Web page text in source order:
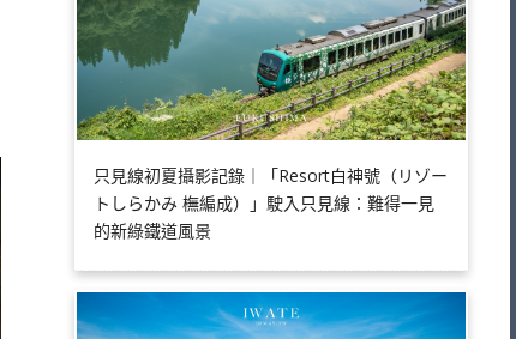
只見線初夏攝影記錄｜「Resort白神號（リゾー
トしらかみ 橅編成）」駛入只見線：難得一見
的新綠鐵道風景